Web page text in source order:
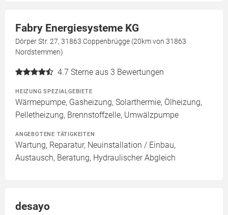
Fabry Energiesysteme KG
Dörper Str. 27, 31863 Coppenbrügge (20km von 31863
Nordstemmen)
4.7 Sterne aus 3 Bewertungen
HEIZUNG SPEZIALGEBIETE
Wärmepumpe, Gasheizung, Solarthermie, Ölheizung,
Pelletheizung, Brennstoffzelle, Umwälzpumpe
ANGEBOTENE TÄTIGKEITEN
Wartung, Reparatur, Neuinstallation / Einbau,
Austausch, Beratung, Hydraulischer Abgleich
desayo